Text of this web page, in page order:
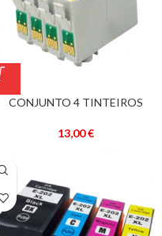
CONJUNTO 4 TINTEIROS
(T1635)
13,00€